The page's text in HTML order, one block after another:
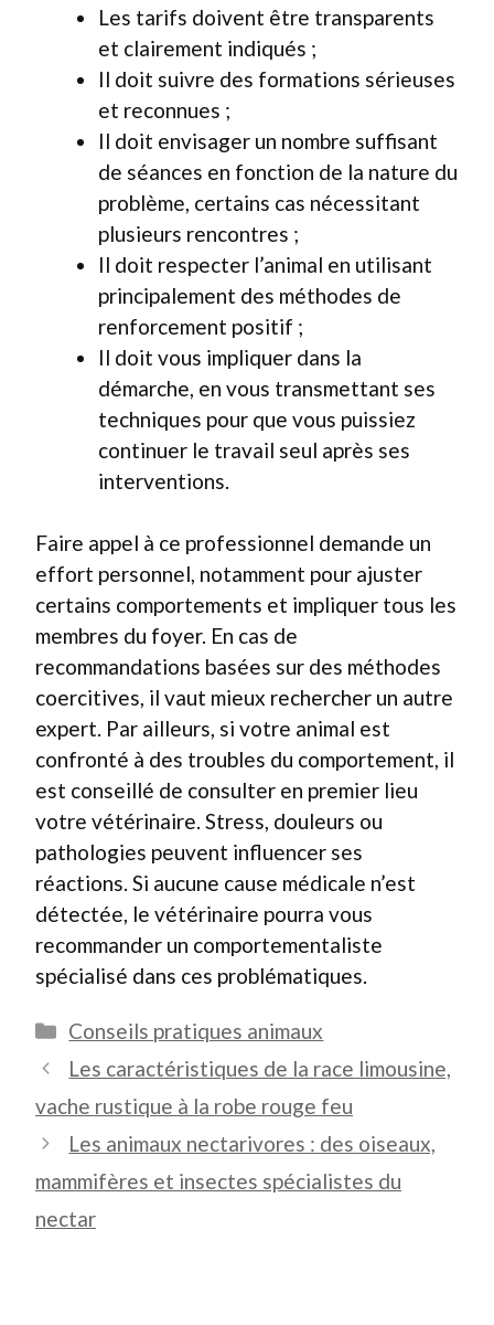
Les tarifs doivent être transparents
et clairement indiqués ;
Il doit suivre des formations sérieuses
et reconnues ;
Il doit envisager un nombre suffisant
de séances en fonction de la nature du
problème, certains cas nécessitant
plusieurs rencontres ;
Il doit respecter l’animal en utilisant
principalement des méthodes de
renforcement positif ;
Il doit vous impliquer dans la
démarche, en vous transmettant ses
techniques pour que vous puissiez
continuer le travail seul après ses
interventions.
Faire appel à ce professionnel demande un
effort personnel, notamment pour ajuster
certains comportements et impliquer tous les
membres du foyer. En cas de
recommandations basées sur des méthodes
coercitives, il vaut mieux rechercher un autre
expert. Par ailleurs, si votre animal est
confronté à des troubles du comportement, il
est conseillé de consulter en premier lieu
votre vétérinaire. Stress, douleurs ou
pathologies peuvent influencer ses
réactions. Si aucune cause médicale n’est
détectée, le vétérinaire pourra vous
recommander un comportementaliste
spécialisé dans ces problématiques.
Catégories
Conseils pratiques animaux
Les caractéristiques de la race limousine,
vache rustique à la robe rouge feu
Les animaux nectarivores : des oiseaux,
mammifères et insectes spécialistes du
nectar